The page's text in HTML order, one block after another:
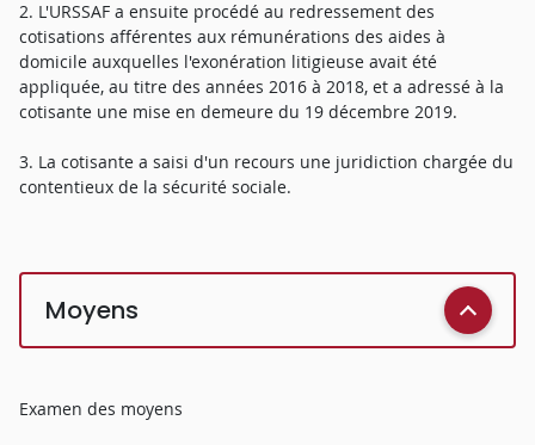
2. L'URSSAF a ensuite procédé au redressement des
cotisations afférentes aux rémunérations des aides à
domicile auxquelles l'exonération litigieuse avait été
appliquée, au titre des années 2016 à 2018, et a adressé à la
cotisante une mise en demeure du 19 décembre 2019.
3. La cotisante a saisi d'un recours une juridiction chargée du
contentieux de la sécurité sociale.
Moyens
Examen des moyens